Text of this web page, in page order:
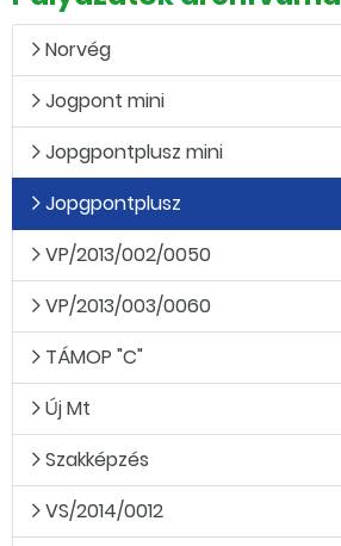
Norvég
Jogpont mini
Jopgpontplusz mini
Jopgpontplusz
VP/2013/002/0050
VP/2013/003/0060
TÁMOP "C"
Új Mt
Szakképzés
VS/2014/0012